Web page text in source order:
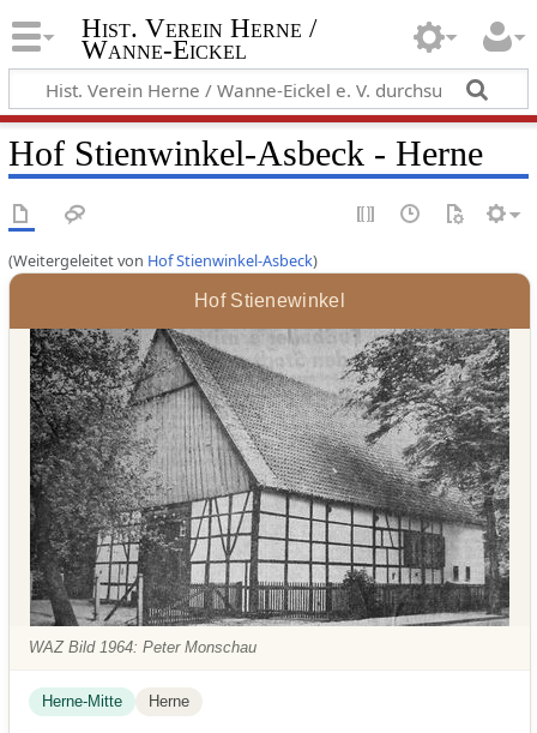
Hist. Verein Herne /
Wanne-Eickel
Hof Stienwinkel-Asbeck - Herne
(Weitergeleitet von Hof Stienwinkel-Asbeck)
Hof Stienewinkel
WAZ Bild 1964: Peter Monschau
Herne-Mitte Herne